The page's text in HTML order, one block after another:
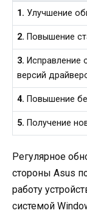
1. Улучшение
2. Повышение
3. Исправление
версий
4. Повышение
5. Получение
Регулярное
стороны Asus
работу
системой